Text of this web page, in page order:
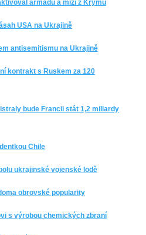
armádu a mizí z Krymu
USA na Ukrajině
antisemitismu na Ukrajině
kontrakt s Ruskem za 120
bude Francii stát 1,2 miliardy
Chile
ukrajinské vojenské lodě
obrovské popularity
s výrobou chemických zbraní